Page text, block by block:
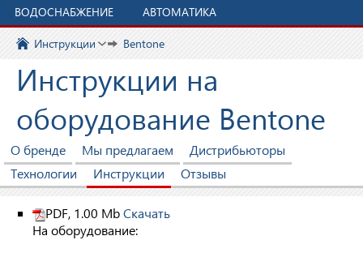
ВОДОСНАБЖЕНИЕ
АВТОМАТИКА
Инструкции Bentone
Инструкции на
оборудование Bentone
О бренде Мы предлагаем
Дистрибьюторы
Технологии
Инструкции Отзывы
PDF, 1.00 MbСкачать
На оборудование: